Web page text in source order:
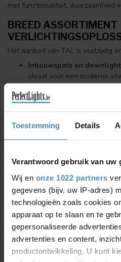
Toestemming Details
Verantwoord gebruik van uw
Wij en onze 1022 partners
gegevens (bijv. uw IP-adres)
technologieën zoals cookies
apparaat op te slaan en te
gepersonaliseerde
advertenties en content,
productontwikkeling. U kunt
met functionaliteit, duurzaamheid
BREED ASSORTIMENT
Het aanbod van TAL is veelzijdig
Inbouwspots en
ideaal voor een moderne
Architecturale armaturen
waarin design en
Opbouw- en hanglampen
oplossingen voor tuin, gevel
VOOR ELK PROJECT DE
VERLICHTING
De armaturen van TAL zijn
toepassingen: van stijlvolle
kantoren, horeca en retail.
technische precisie zijn ze geliefd
interieurontwerpers en